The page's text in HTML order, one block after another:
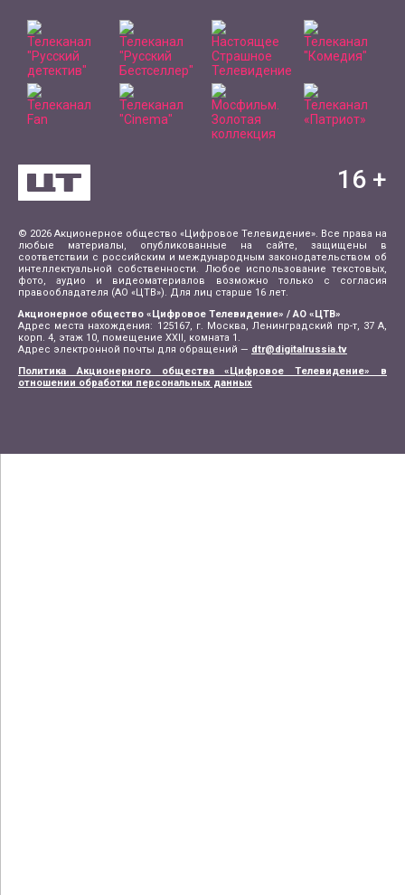
© 2026 Акционерное общество «Цифровое Телевидение». Все права на
любые материалы, опубликованные на сайте, защищены в
соответствии с российским и международным законодательством об
интеллектуальной собственности. Любое использование текстовых,
фото, аудио и видеоматериалов возможно только с согласия
правообладателя (АО «ЦТВ»). Для лиц старше 16 лет.
Акционерное общество «Цифровое Телевидение» / АО «ЦТВ»
Адрес места нахождения: 125167, г. Москва, Ленинградский пр-т, 37 А,
корп. 4, этаж 10, помещение XXII, комната 1.
Адрес электронной почты для обращений — dtr@digitalrussia.tv
Политика Акционерного общества «Цифровое Телевидение» в
отношении обработки персональных данных
16 +